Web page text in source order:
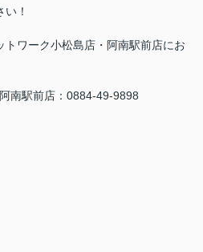
！
トワーク小松島店・阿南駅前店にお
南駅前店：0884-49-9898